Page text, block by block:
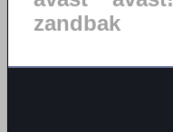
zandbak